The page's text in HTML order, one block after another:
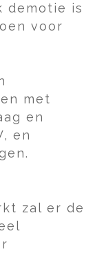
demotie is
voor
met
en
en
zal er de